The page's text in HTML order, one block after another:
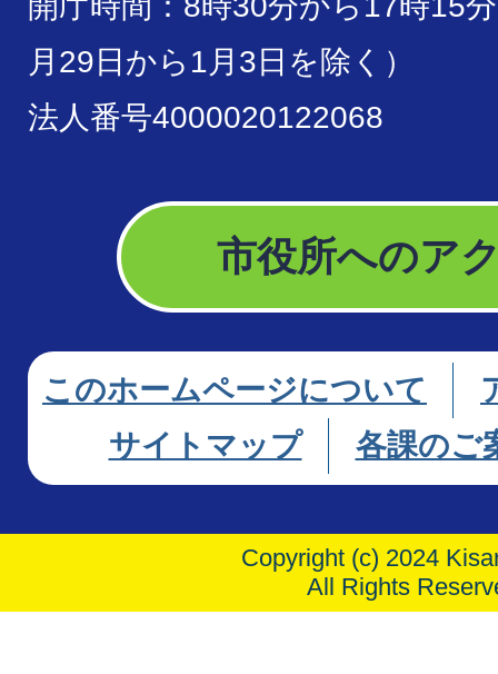
月29日から1月3日を除く）
法人番号4000020122068
市役所へのア
このホームページについて
サイトマップ
各課のご
Copyright (c) 2024
All Rights